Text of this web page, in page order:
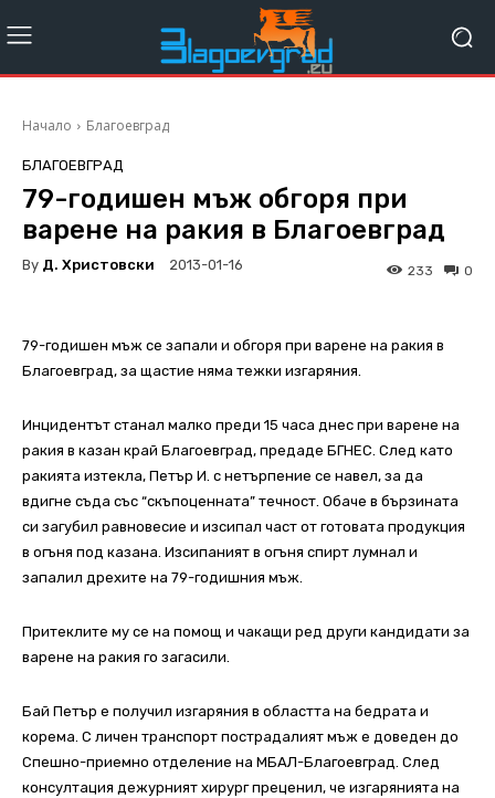
Начало Благоевград
БЛАГОЕВГРАД
79-годишен мъж обгоря при
варене на ракия в Благоевград
By Д. Христовски 2013-01-16 0
233
79-годишен мъж се запали и обгоря при варене на ракия в
Благоевград, за щастие няма тежки изгаряния.
Инцидентът станал малко преди 15 часа днес при варене на
ракия в казан край Благоевград, предаде БГНЕС. След като
ракията изтекла, Петър И. с нетърпение се навел, за да
вдигне съда със “скъпоценната” течност. Обаче в бързината
си загубил равновесие и изсипал част от готовата продукция
в огъня под казана. Изсипаният в огъня спирт лумнал и
запалил дрехите на 79-годишния мъж.
Притеклите му се на помощ и чакащи ред други кандидати за
варене на ракия го загасили.
Бай Петър е получил изгаряния в областта на бедрата и
корема. С личен транспорт пострадалият мъж е доведен до
Спешно-приемно отделение на МБАЛ-Благоевград. След
консултация дежурният хирург преценил, че изгарянията на